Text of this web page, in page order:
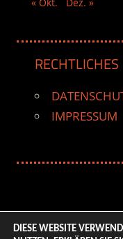
RECHTLICHES
IMPRESSUM
DIESE WEBSITE